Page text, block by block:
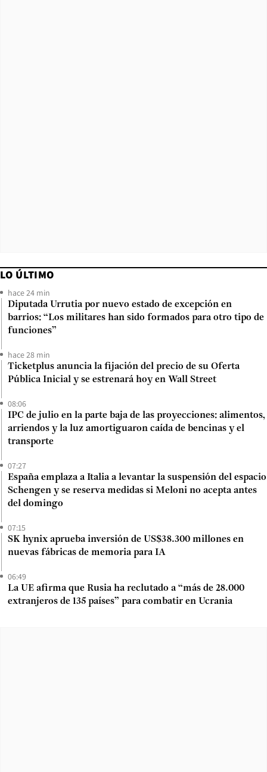
LO ÚLTIMO
hace 24 min
Diputada Urrutia por nuevo estado de excepción en
barrios: “Los militares han sido formados para otro tipo de
funciones”
hace 28 min
Ticketplus anuncia la fijación del precio de su Oferta
Pública Inicial y se estrenará hoy en Wall Street
08:06
IPC de julio en la parte baja de las proyecciones: alimentos,
arriendos y la luz amortiguaron caída de bencinas y el
transporte
07:27
España emplaza a Italia a levantar la suspensión del espacio
Schengen y se reserva medidas si Meloni no acepta antes
del domingo
07:15
SK hynix aprueba inversión de US$38.300 millones en
nuevas fábricas de memoria para IA
06:49
La UE afirma que Rusia ha reclutado a “más de 28.000
extranjeros de 135 países” para combatir en Ucrania